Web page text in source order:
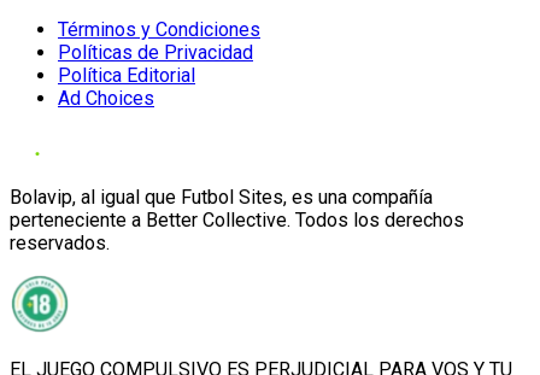
Términos y Condiciones
Políticas de Privacidad
Política Editorial
Ad Choices
Bolavip, al igual que Futbol Sites, es una compañía
perteneciente a Better Collective. Todos los derechos
reservados.
EL JUEGO COMPULSIVO ES PERJUDICIAL PARA VOS Y TU